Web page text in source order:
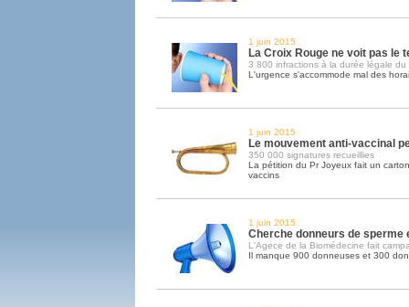
1 juin 2015
La Croix Rouge ne voit pas le
3 800 infractions à la durée légale du
L'urgence s'accommode mal des
1 juin 2015
Le mouvement anti-vaccinal
350 000 signatures recueillies
La pétition du Pr Joyeux fait un
vaccins
1 juin 2015
Cherche donneurs de sperme
L'Agece de la Biomédecine fait
Il manque 900 donneuses et 300